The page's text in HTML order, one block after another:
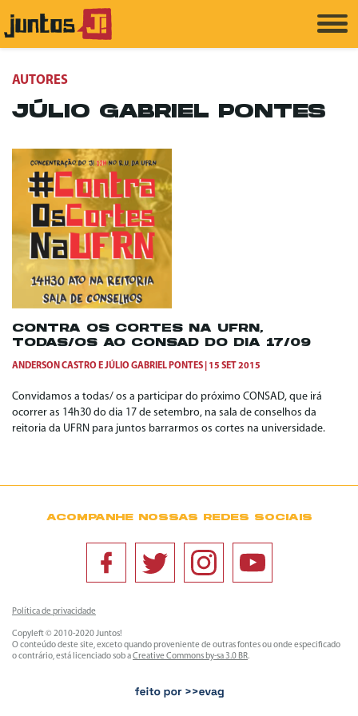
AUTORES
JÚLIO GABRIEL PONTES
CONTRA OS CORTES NA UFRN,
TODAS/OS AO CONSAD DO DIA 17/09
ANDERSON CASTRO EJÚLIO GABRIEL PONTES 15 SET 2015
Convidamos a todas/ os a participar do próximo CONSAD, que irá
ocorrer as 14h30 do dia 17 de setembro, na sala de conselhos da
reitoria da UFRN para juntos barrarmos os cortes na universidade.
ACOMPANHE NOSSAS REDES SOCIAIS
Política de privacidade
Copyleft © 2010-2020 Juntos!
O conteúdo deste site, exceto quando proveniente de outras fontes ou onde especificado
o contrário, está licenciado sob aCreative Commons by-sa 3.0 BR.